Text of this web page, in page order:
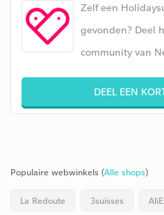
Zelf een
gevonden? Deel
community van
DEEL EEN
Populaire webwinkels (Alle shops)
La Redoute 3suisses